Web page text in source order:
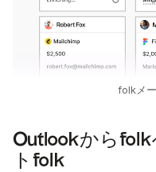
folkメ
Outlookから
トfolk